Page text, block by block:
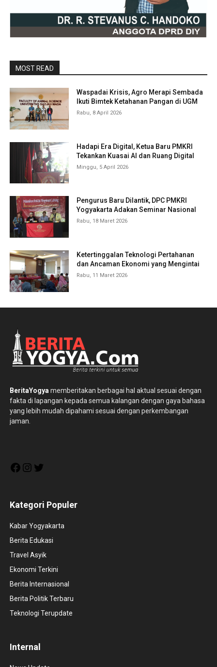
MOST READ
Waspadai Krisis, Agro Merapi Sembada
Ikuti Bimtek Ketahanan Pangan di UGM
Rabu, 8 April 2026
Hadapi Era Digital, Ketua Baru PMKRI
Tekankan Kuasai AI dan Ruang Digital
Minggu, 5 April 2026
Pengurus Baru Dilantik, DPC PMKRI
Yogyakarta Adakan Seminar Nasional
Rabu, 18 Maret 2026
Ketertinggalan Teknologi Pertahanan
dan Ancaman Ekonomi yang Mengintai
Rabu, 11 Maret 2026
BeritaYogya memberitakan berbagai hal aktual sesuai dengan
fakta di lapangan kepada semua kalangan dengan gaya bahasa
yang lebih mudah dipahami sesuai dengan perkembangan
jaman.
FacebookInstagram
Kategori Populer
Kabar Yogyakarta
Berita Edukasi
Travel Asyik
Ekonomi Terkini
Berita Internasional
Berita Politik Terbaru
Teknologi Terupdate
Internal